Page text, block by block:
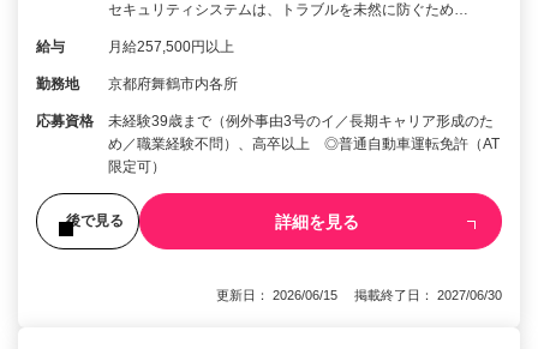
セキュリティシステムは、トラブルを未然に防ぐため…
給与 月給257,500円以上
勤務地 京都府舞鶴市内各所
応募資格
未経験39歳まで（例外事由3号のイ／長期キャリア形成のた
め／職業経験不問）、高卒以上 ◎普通自動車運転免許（AT
限定可）
後で見る 詳細を見る
更新日： 2026/06/15 掲載終了日： 2027/06/30